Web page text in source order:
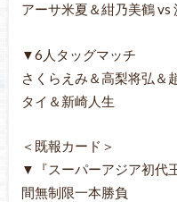
アーサ米夏＆紺乃美鶴 vs
▼6人タッグマッチ
さくらえみ＆高梨将弘＆
タイ＆新崎人生
＜既報カード＞
▼『スーパーアジア初代
間無制限一本勝負